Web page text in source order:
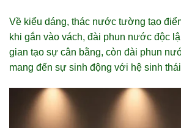
Về kiểu dáng, thác nước tường tạo
khi gắn vào vách, đài phun nước độc
gian tạo sự cân bằng, còn đài phun
mang đến sự sinh động với hệ sinh